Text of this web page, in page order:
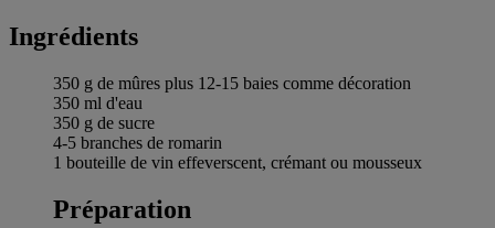
Ingrédients
350 g de mûres plus 12-15 baies comme décoration
350 ml d'eau
350 g de sucre
4-5 branches de romarin
1 bouteille de vin effeverscent, crémant ou mousseux
Préparation